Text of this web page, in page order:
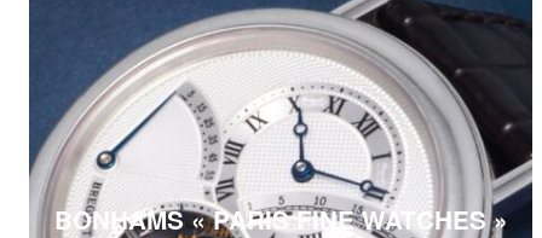
BONHAMS « PARIS FINE WATCHES »